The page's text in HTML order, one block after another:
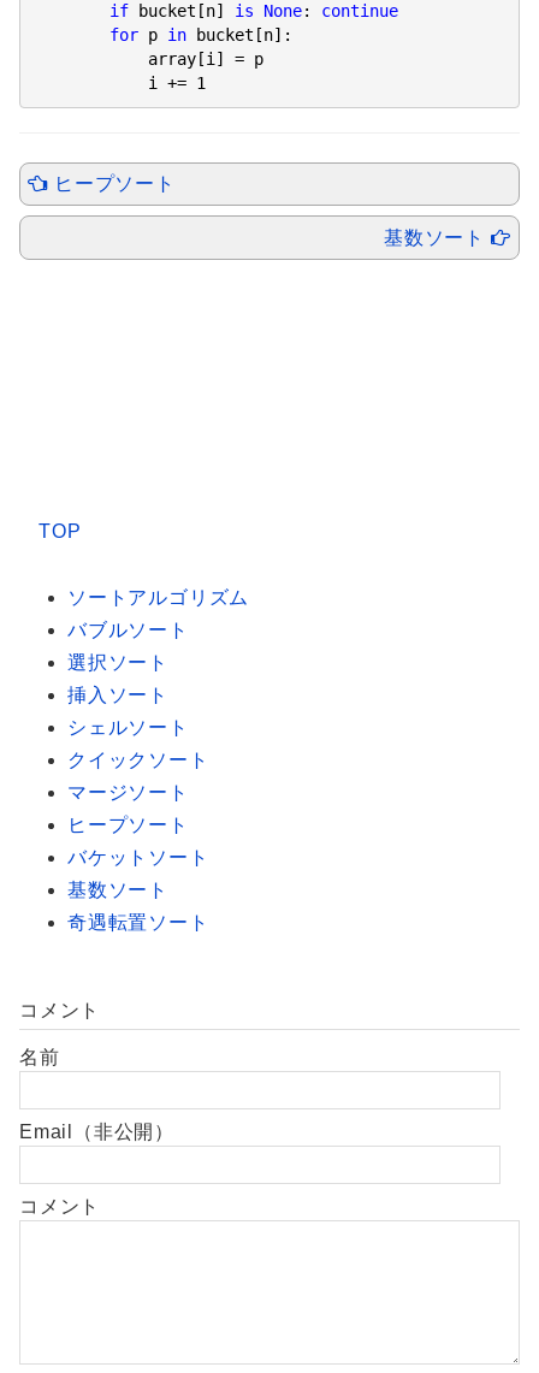
if bucket[n] is None: continue
for p in bucket[n]:
            array[i] = p
            i +=
1
ヒープソート
基数ソート
TOP
ソートアルゴリズム
バブルソート
選択ソート
挿入ソート
シェルソート
クイックソート
マージソート
ヒープソート
バケットソート
基数ソート
奇遇転置ソート
コメント
名前
Email（非公開）
コメント